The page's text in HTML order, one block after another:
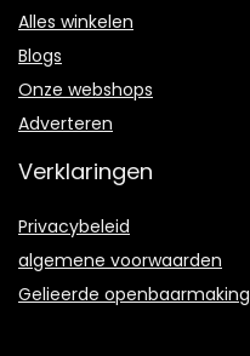
Alles winkelen
Blogs
Onze webshops
Adverteren
Verklaringen
Privacybeleid
algemene voorwaarden
Gelieerde openbaarmaking